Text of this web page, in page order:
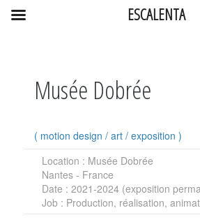
Musée Dobrée
( motion design / art / exposition )
Location : Musée Dobrée
Nantes - France
Date : 2021-2024 (exposition
Job : Production, réalisation,
ESCALENTA